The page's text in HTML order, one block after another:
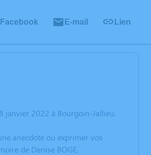
Facebook E-mail Lien
janvier 2022 à Bourgoin-Jallieu.
anecdote ou exprimer vos
de Denise BOGE.